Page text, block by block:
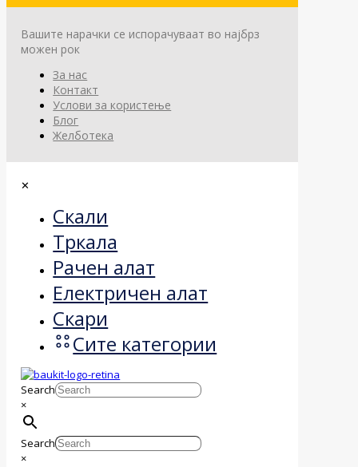
Вашите нарачки се испорачуваат во најбрз
можен рок
За нас
Контакт
Услови за користење
Блог
Желботека
✕
Скали
Тркала
Рачен алат
Електричен алат
Скари
Сите категории
Search
×
Search
×